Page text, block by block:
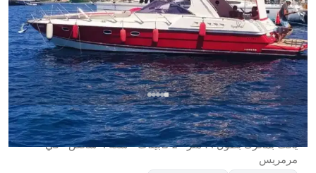
مرمريس, Muğla قارب جديد
يخت بمحرك بطول 14 متر - 2 كابينات - سعة 4 شخص - في
مرمريس